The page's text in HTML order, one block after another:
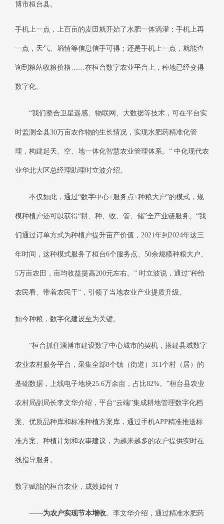
博市桓台县。
手机上一点，上百亩的麦田就开始了水肥一体滴灌；手机上再
一点，天气、墒情等信息信手可得；还是手机上一点，就能查
询到粮站收粮价格……在桓台数字农业平台上，种地已经变得
数字化。
“我们整合卫星遥感、物联网、大数据等技术，可在平台实
时监测全县30万亩农作物的生长情况，实现水肥药精准化管
理，构建起天、空、地一体化智慧农业管理体系。” 中化现代农
业华北大区总经理助理时立波介绍。
不仅如此，通过“数字中心+服务点+种粮大户”的模式，规
模种植户还可以获得“耕、种、收、管、储”全产业链服务。“我
们通过订单方式为种植户提升亩产价值，2021年到2024年这三
年时间，这种模式服务了桓台6个服务点、50余规模种粮大户、
5万亩农田，亩均收益提高200元左右。” 时立波说，通过“种给
农民看、带着农民干”，引领了当地农业产业提质升级。
如今种粮，数字化建设至为关键。
“桓台抓住淄博市建设数字中心城市的契机，搭建县域数字
农业农村服务平台，采集全部8个镇（街道）311个村（居）的
基础数据，上线电子地块25.6万余亩，占比82%。”桓台县农业
农村局副局长李文华介绍，平台“云端”集成耕地管理数字化档
案、优质品种库和标准种植方案库，通过手机APP精准推送标
准方案、种植计划和农事建议，为越来越多的农户提供实时在
线指导服务。
数字赋能的桓台农业，成效如何？
——为农户实现节本增收。李文华介绍，通过精准水肥药